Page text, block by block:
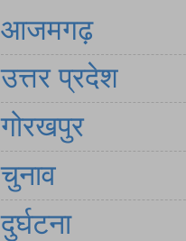
आजमगढ़
उत्तर प्रदेश
गोरखपुर
चुनाव
दुर्घटना